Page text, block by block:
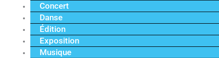
Concert
Danse
Édition
Exposition
Musique